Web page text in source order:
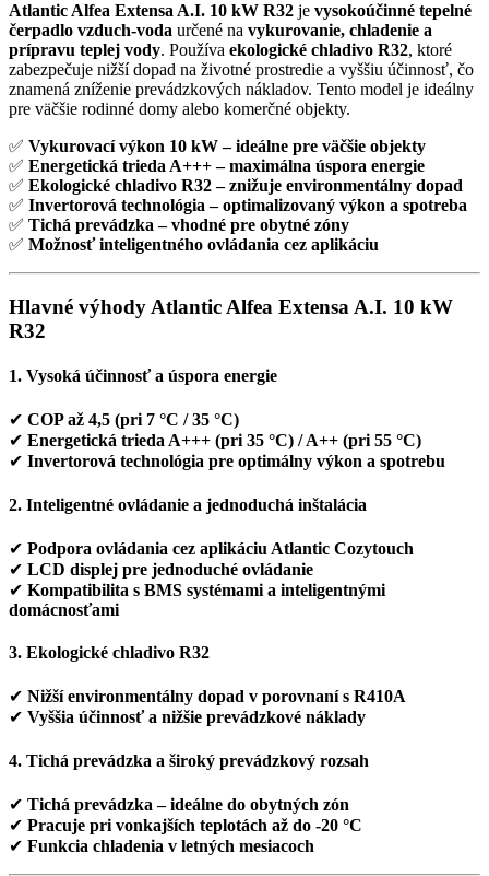
Atlantic Alfea Extensa A.I. 10 kW R32 je vysokoúčinné tepelné
čerpadlo vzduch-voda určené na vykurovanie, chladenie a
prípravu teplej vody. Používa ekologické chladivo R32, ktoré
zabezpečuje nižší dopad na životné prostredie a vyššiu účinnosť, čo
znamená zníženie prevádzkových nákladov. Tento model je ideálny
pre väčšie rodinné domy alebo komerčné objekty.
✅ Vykurovací výkon 10 kW – ideálne pre väčšie objekty
✅ Energetická trieda A+++ – maximálna úspora energie
✅ Ekologické chladivo R32 – znižuje environmentálny dopad
✅ Invertorová technológia – optimalizovaný výkon a spotreba
✅ Tichá prevádzka – vhodné pre obytné zóny
✅ Možnosť inteligentného ovládania cez aplikáciu
Hlavné výhody Atlantic Alfea Extensa A.I. 10 kW
R32
1. Vysoká účinnosť a úspora energie
✔ COP až 4,5 (pri 7 °C / 35 °C)
✔ Energetická trieda A+++ (pri 35 °C) / A++ (pri 55 °C)
✔ Invertorová technológia pre optimálny výkon a spotrebu
2. Inteligentné ovládanie a jednoduchá inštalácia
✔ Podpora ovládania cez aplikáciu Atlantic Cozytouch
✔ LCD displej pre jednoduché ovládanie
✔ Kompatibilita s BMS systémami a inteligentnými
domácnosťami
3. Ekologické chladivo R32
✔ Nižší environmentálny dopad v porovnaní s R410A
✔ Vyššia účinnosť a nižšie prevádzkové náklady
4. Tichá prevádzka a široký prevádzkový rozsah
✔ Tichá prevádzka – ideálne do obytných zón
✔ Pracuje pri vonkajších teplotách až do -20 °C
✔ Funkcia chladenia v letných mesiacoch